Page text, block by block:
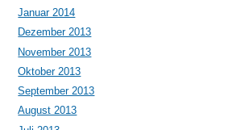
Januar 2014
Dezember 2013
November 2013
Oktober 2013
September 2013
August 2013